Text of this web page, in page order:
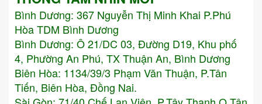
Bình Dương: 367 Nguyễn Thị Minh Khai P.Phú
Hòa TDM Bình Dương
Bình Dương: Ô 21/DC 03, Đường D19, Khu phố
4, Phường An Phú, TX Thuận An, Bình Dương
Biên Hòa: 1134/39/3 Phạm Văn Thuận, P.Tân
Tiến, Biên Hòa, Đồng Nai.